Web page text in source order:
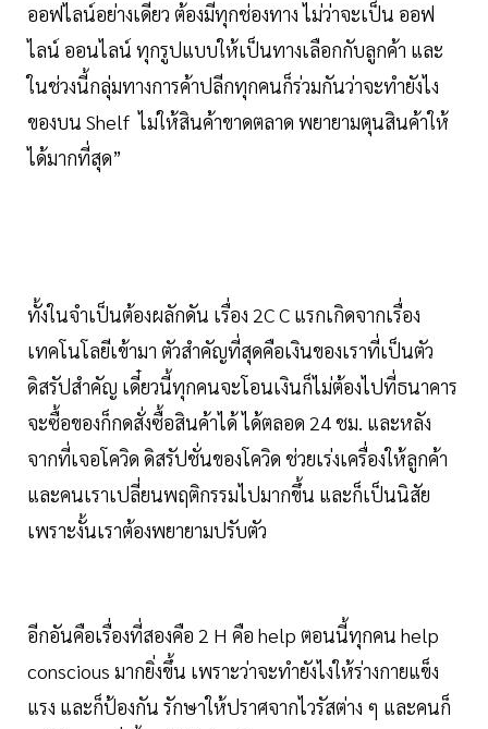
ออฟไลน์อย่างเดียว ต้องมีทุกช่องทาง ไม่ว่าจะเป็น ออฟ
ไลน์ ออนไลน์ ทุกรูปแบบให้เป็นทางเลือกกับลูกค้า และ
ในช่วงนี้กลุ่มทางการค้าปลีกทุกคนก็ร่วมกันว่าจะทำยังไง
ของบน Shelf ไม่ให้สินค้าขาดตลาด พยายามตุนสินค้าให้
ได้มากที่สุด”
ทั้งในจำเป็นต้องผลักดัน เรื่อง 2C C แรกเกิดจากเรื่อง
เทคโนโลยีเข้ามา ตัวสำคัญที่สุดคือเงินของเราที่เป็นตัว
ดิสรัปสำคัญ เดี๋ยวนี้ทุกคนจะโอนเงินก็ไม่ต้องไปที่ธนาคาร
จะซื้อของก็กดสั่งซื้อสินค้าได้ ได้ตลอด 24 ชม. และหลัง
จากที่เจอโควิด ดิสรัปชั่นของโควิด ช่วยเร่งเครื่องให้ลูกค้า
และคนเราเปลี่ยนพฤติกรรมไปมากขึ้น และก็เป็นนิสัย
เพราะงั้นเราต้องพยายามปรับตัว
อีกอันคือเรื่องที่สองคือ 2 H คือ help ตอนนี้ทุกคน help
conscious มากยิ่งขึ้น เพราะว่าจะทำยังไงให้ร่างกายแข็ง
แรง และก็ป้องกัน รักษาให้ปราศจากไวรัสต่าง ๆ และคนก็